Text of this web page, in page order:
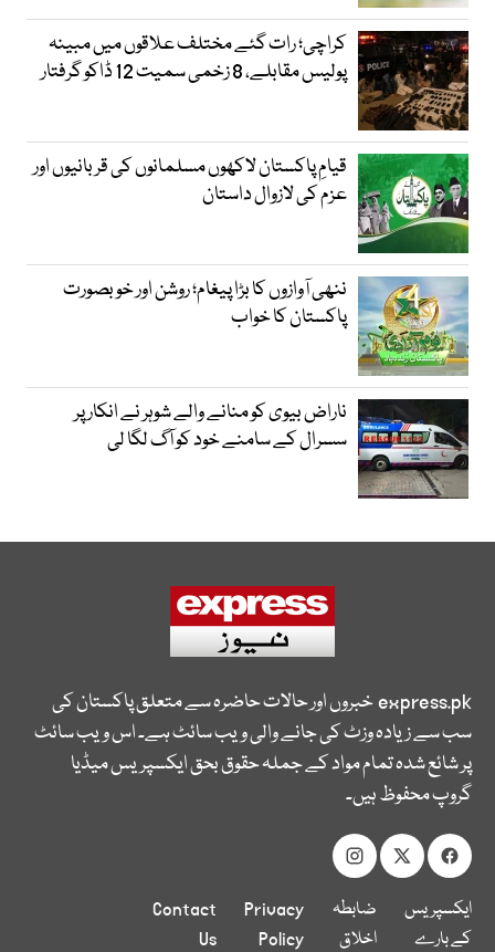
کراچی؛ رات گئے مختلف علاقوں میں مبینہ
پولیس مقابلے، 8 زخمی سمیت 12 ڈاکو گرفتار
قیامِ پاکستان لاکھوں مسلمانوں کی قربانیوں اور
عزم کی لازوال داستان
ننھی آوازوں کا بڑا پیغام؛ روشن اور خوبصورت
پاکستان کا خواب
ناراض بیوی کو منانے والے شوہر نے انکار پر
سسرال کے سامنے خود کو آگ لگا لی
express.pkخبروں اور حالات حاضرہ سے متعلق پاکستان کی
سب سے زیادہ وزٹ کی جانے والی ویب سائٹ ہے۔ اس ویب سائٹ
پر شائع شدہ تمام مواد کے جملہ حقوق بحق ایکسپریس میڈیا
گروپ محفوظ ہیں۔
ایکسپریس
کے بارے
ضابطہ
اخلاق
Privacy
Policy
Contact
Us